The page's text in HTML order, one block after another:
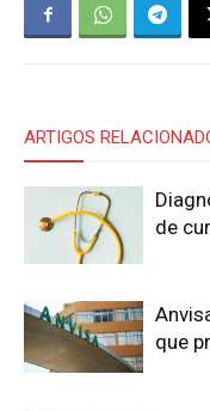
ARTIGOS
de
que